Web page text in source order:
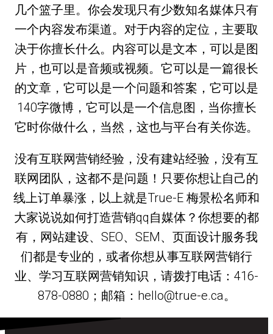
几个篮子里。你会发现只有少数知名媒体只有
一个内容发布渠道。对于内容的定位，主要取
决于你擅长什么。内容可以是文本，可以是图
片，也可以是音频或视频。它可以是一篇很长
的文章，它可以是一个问题和答案，它可以是
140字微博，它可以是一个信息图，当你擅长
它时你做什么，当然，这也与平台有关你选。
没有互联网营销经验，没有建站经验，没有互
联网团队，这都不是问题！只要你想让自己的
线上订单暴涨，以上就是True-E 梅景松名师和
大家说说如何打造营销qq自媒体？你想要的都
有，网站建设、SEO、SEM、页面设计服务我
们都是专业的，或者你想从事互联网营销行
业、学习互联网营销知识，请拨打电话：416-
878-0880；邮箱：hello@true-e.ca。